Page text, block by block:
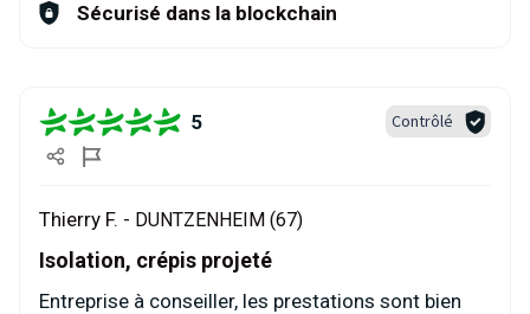
Sécurisé dans la blockchain
5 Contrôlé
Thierry F. - DUNTZENHEIM (67)
Isolation, crépis projeté
Entreprise à conseiller, les prestations sont bien